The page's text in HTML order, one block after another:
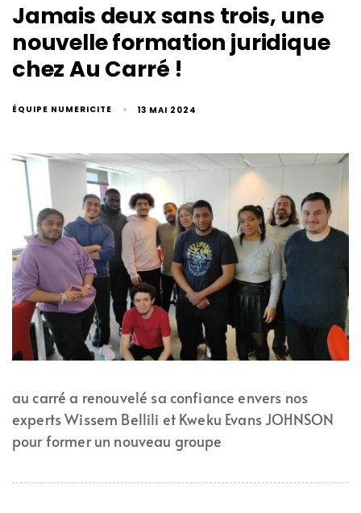
Jamais deux sans trois, une
nouvelle formation juridique
chez Au Carré !
ÉQUIPE NUMERICITE 13 MAI 2024
au carré a renouvelé sa confiance envers nos
experts Wissem Bellili et Kweku Evans JOHNSON
pour former un nouveau groupe